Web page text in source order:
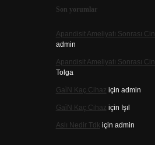
Son yorumlar
Apandisit Ameliyatı Sonrası
admin
Apandisit Ameliyatı Sonrası
Tolga
Gai̇N Kaç Cihaz için admin
Gai̇N Kaç Cihaz için Işıl
Aslı Nedir Tdk için admin